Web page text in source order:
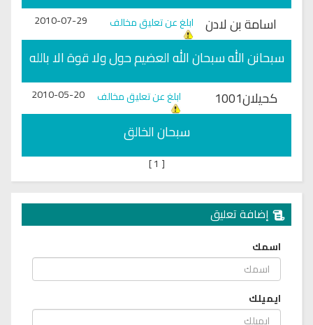
اسامة بن لادن
ابلغ عن تعليق مخالف 2010-07-29
سبحانن الله سبحان الله العضيم حول ولا قوة الا بالله
كحيلان1001
ابلغ عن تعليق مخالف 2010-05-20
سبحان الخالق
[
]
إضافة تعليق
اسمك
ايميلك